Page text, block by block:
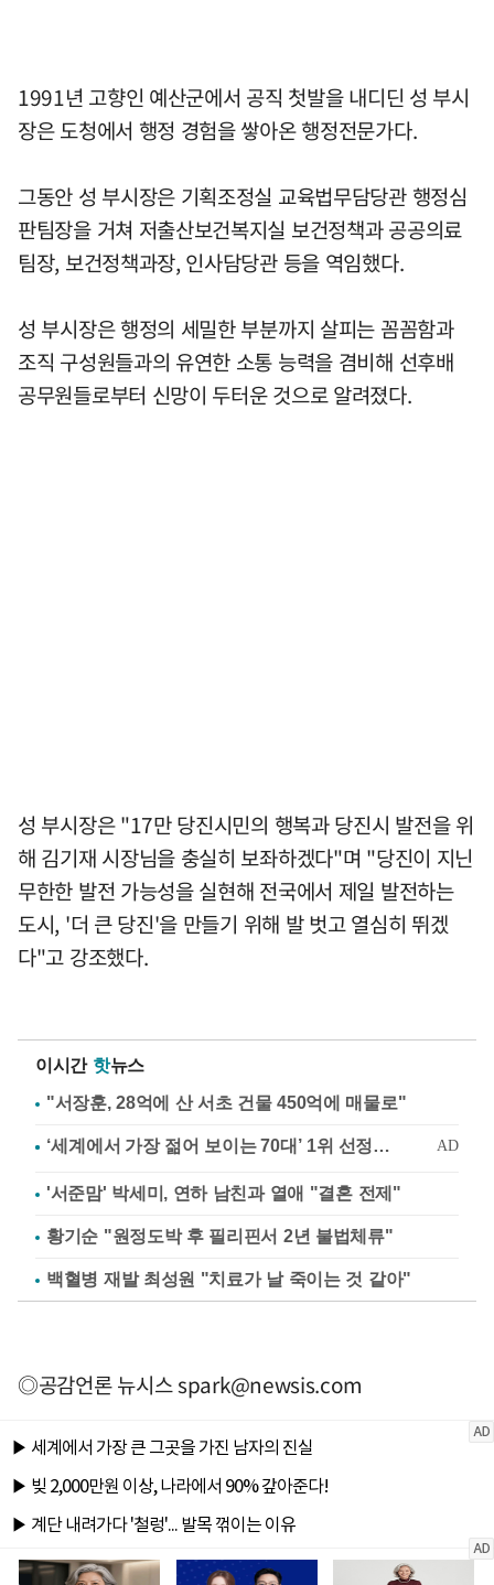
1991년 고향인 예산군에서 공직 첫발을 내디딘 성 부시
장은 도청에서 행정 경험을 쌓아온 행정전문가다.
그동안 성 부시장은 기획조정실 교육법무담당관 행정심
판팀장을 거쳐 저출산보건복지실 보건정책과 공공의료
팀장, 보건정책과장, 인사담당관 등을 역임했다.
성 부시장은 행정의 세밀한 부분까지 살피는 꼼꼼함과
조직 구성원들과의 유연한 소통 능력을 겸비해 선후배
공무원들로부터 신망이 두터운 것으로 알려졌다.
성 부시장은 "17만 당진시민의 행복과 당진시 발전을 위
해 김기재 시장님을 충실히 보좌하겠다"며 "당진이 지닌
무한한 발전 가능성을 실현해 전국에서 제일 발전하는
도시, '더 큰 당진'을 만들기 위해 발 벗고 열심히 뛰겠
다"고 강조했다.
이시간 핫뉴스
"서장훈, 28억에 산 서초 건물 450억에 매물로"
'서준맘' 박세미, 연하 남친과 열애 "결혼 전제"
황기순 "원정도박 후 필리핀서 2년 불법체류"
백혈병 재발 최성원 "치료가 날 죽이는 것 같아"
◎공감언론 뉴시스spark@newsis.com